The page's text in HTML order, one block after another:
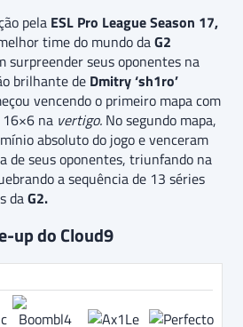
pela ESL Pro League Season 17,
time do mundo daG2
surpreender seus oponentes na
brilhante de Dmitry ‘sh1ro’
vencendo o primeiro mapa com
na vertigo. No segundo mapa,
absoluto do jogo e venceram
de seus oponentes, triunfando na
a sequência de 13 séries
daG2.
up do Cloud9